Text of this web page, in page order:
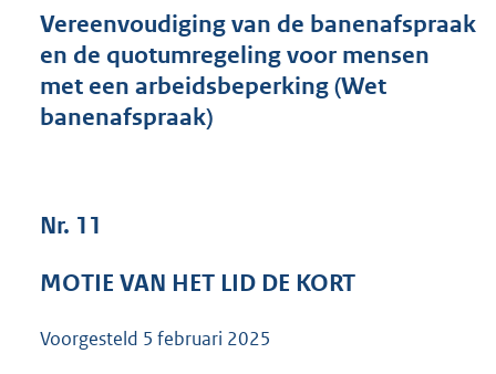
s
g
r
K
Vereenvoudiging van de banenafspraak
en de quotumregeling voor mensen
met een arbeidsbeperking (Wet
banenafspraak)
Nr. 11
MOTIE VAN HET LID DE KORT
Voorgesteld 5 februari 2025